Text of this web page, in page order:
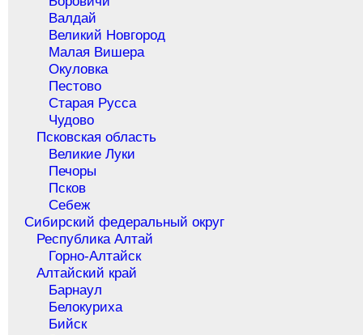
Валдай
Великий Новгород
Малая Вишера
Окуловка
Пестово
Старая Русса
Чудово
Псковская область
Великие Луки
Печоры
Псков
Себеж
Сибирский федеральный округ
Республика Алтай
Горно-Алтайск
Алтайский край
Барнаул
Белокуриха
Бийск